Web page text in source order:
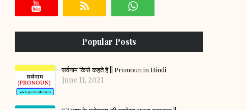
Popular Posts
सर्वनाम किसे कहते है || Pronoun in Hindi
June 11, 2021